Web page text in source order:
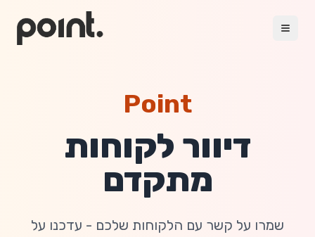
Point
דיוור לקוחות
מתקדם
שמרו על קשר עם הלקוחות שלכם - עדכנו על